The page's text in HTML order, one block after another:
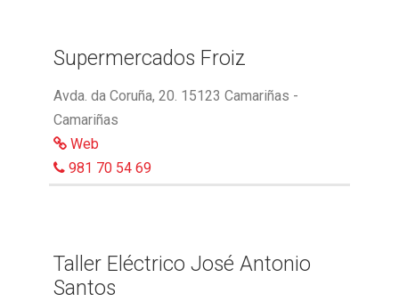
Supermercados Froiz
Avda. da Coruña, 20. 15123 Camariñas -
Camariñas
Web
981 70 54 69
Taller Eléctrico José Antonio
Santos